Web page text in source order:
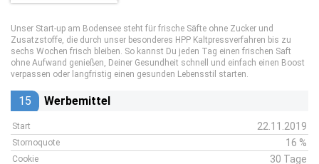
Unser Start-up am Bodensee steht für frische Säfte ohne Zucker und
Zusatzstoffe, die durch unser besonderes HPP Kaltpressverfahren bis zu
sechs Wochen frisch bleiben. So kannst Du jeden Tag einen frischen Saft
ohne Aufwand genießen, Deiner Gesundheit schnell und einfach einen Boost
verpassen oder langfristig einen gesunden Lebensstil starten.
15 Werbemittel
Start 22.11.2019
Stornoquote 16 %
Cookie 30 Tage